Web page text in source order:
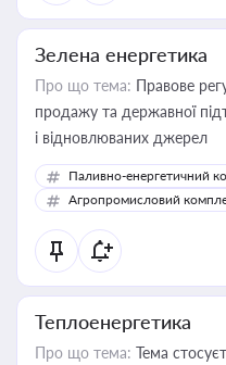
Зелена енергетика
Про що тема: Правове
продажу та державної
і відновлюваних джерел
Паливно-енергетичний
Агропромисловий
Теплоенергетика
Про що тема: Тема